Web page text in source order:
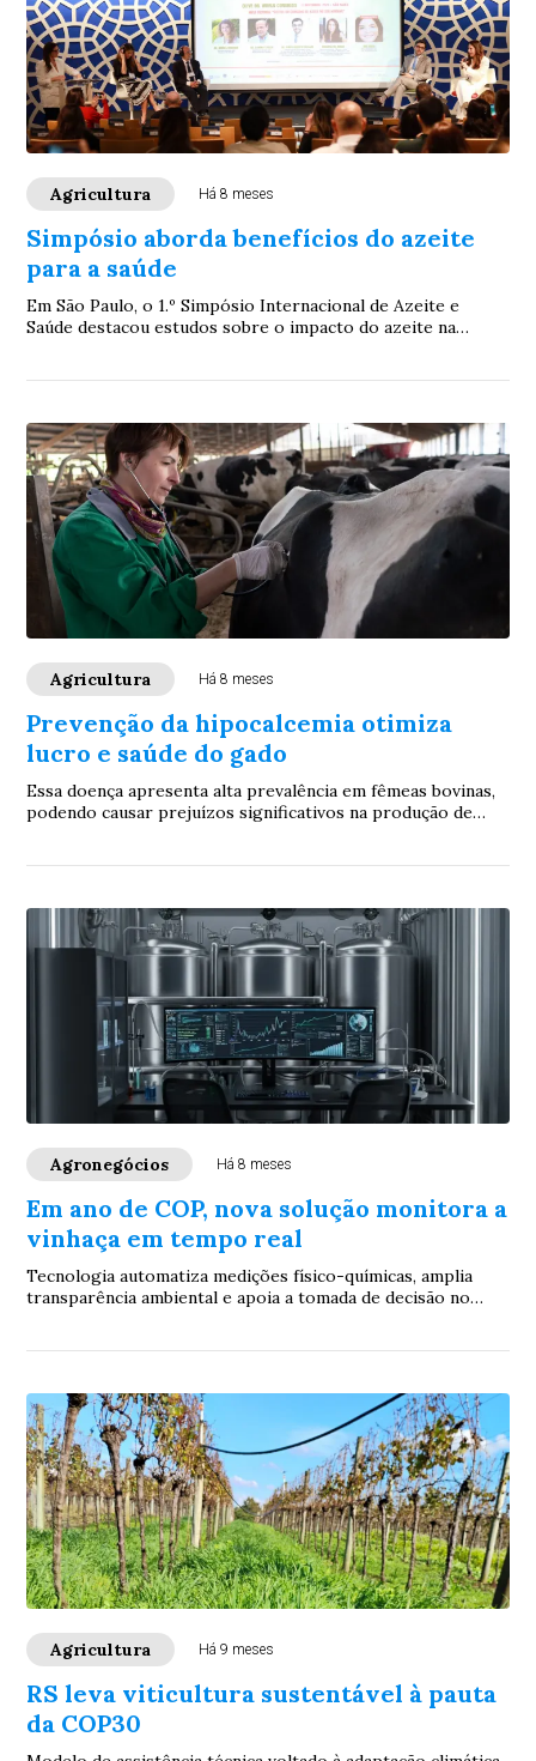
Agricultura Há 8 meses
Simpósio aborda benefícios do azeite
para a saúde
Em São Paulo, o 1.º Simpósio Internacional de Azeite e
Saúde destacou estudos sobre o impacto do azeite na
Agricultura Há 8 meses
Prevenção da hipocalcemia otimiza
lucro e saúde do gado
Essa doença apresenta alta prevalência em fêmeas bovinas,
podendo causar prejuízos significativos na produção de
Agronegócios Há 8 meses
Em ano de COP, nova solução monitora a
vinhaça em tempo real
Tecnologia automatiza medições físico-químicas, amplia
transparência ambiental e apoia a tomada de decisão no
Agricultura Há 9 meses
RS leva viticultura sustentável à pauta
da COP30